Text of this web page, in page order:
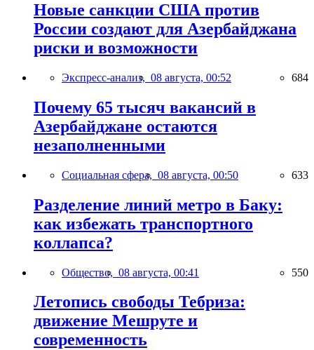
Новые санкции США против
России создают для Азербайджана
риски и возможности
Экспресс-анализ, 08 августа, 00:52 684
Почему 65 тысяч вакансий в
Азербайджане остаются
незаполненными
Социальная сфера, 08 августа, 00:50 633
Разделение линий метро в Баку:
как избежать транспортного
коллапса?
Общество, 08 августа, 00:41 550
Летопись свободы Тебриза:
движение Мешруте и
современность